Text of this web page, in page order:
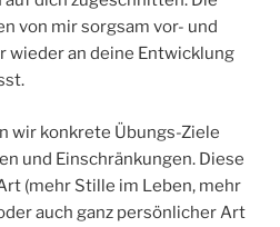
von mir sorgsam vor- und
wieder an deine Entwicklung
wir konkrete Übungs-Ziele
und Einschränkungen. Diese
(mehr Stille im Leben, mehr
auch ganz persönlicher Art